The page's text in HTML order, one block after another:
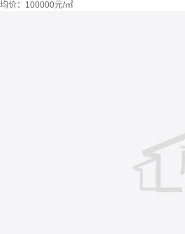
均价： 100000元/㎡